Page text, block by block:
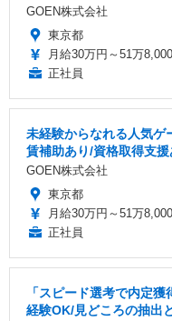
GOEN株式会社
東京都
月給30万円～51万
正社員
未経験からなれる人気ゲ
賃補助あり/資格取得支援
GOEN株式会社
東京都
月給30万円～51万
正社員
「スピード選考で内定
経験OK/見どころの抽出